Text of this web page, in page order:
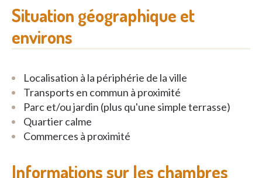
Situation géographique et
environs
Localisation à la périphérie de la ville
Transports en commun à proximité
Parc et/ou jardin (plus qu'une simple terrasse)
Quartier calme
Commerces à proximité
Informations sur les chambres